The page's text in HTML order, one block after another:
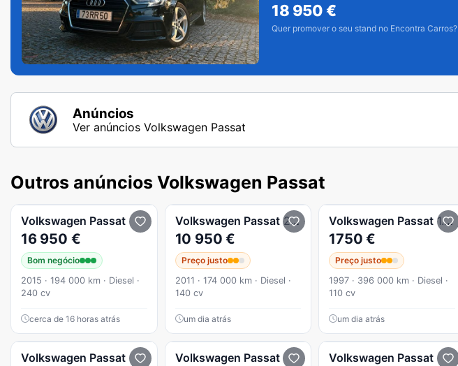
18 950€
Quer promover o seu stand no Encontra Carros?
Anúncios
Ver anúncios Volkswagen Passat
Outros anúncios Volkswagen Passat
Volkswagen Passat
16 950 €
Bom negócio
2015 · 194 000 km · Diesel ·
240 cv
cerca de 16 horas atrás
Volkswagen Passat 2.0 TDI Edition Confort. DSG
10 950 €
Preço justo
2011 · 174 000 km · Diesel ·
140 cv
um dia atrás
Volkswagen Passat 1.9 TDi Confortline
1750 €
Preço justo
1997 · 396 000 km · Diesel ·
110 cv
um dia atrás
Volkswagen Passat Volkswagen Passat Volkswagen Passat